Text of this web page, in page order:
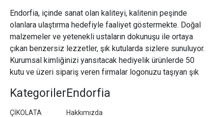
Endorfia, içinde sanat olan kaliteyi, kalitenin peşinde
olanlara ulaştırma hedefiyle faaliyet göstermekte. Doğal
malzemeler ve yetenekli ustaların dokunuşu ile ortaya
çıkan benzersiz lezzetler, şık kutularda sizlere sunuluyor.
Kurumsal kimliğinizi yansıtacak hediyelik ürünlerde 50
kutu ve üzeri sipariş veren firmalar logonuzu taşıyan şık
Kategoriler
ÇİKOLATA
Endorfia
Hakkımızda